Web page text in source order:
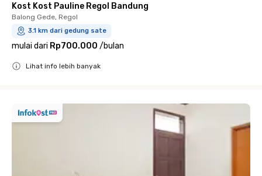
Kost Kost Pauline Regol Bandung
Balong Gede, Regol
3.1 km dari gedung sate
mulai dari Rp700.000 /bulan
Lihat info lebih banyak